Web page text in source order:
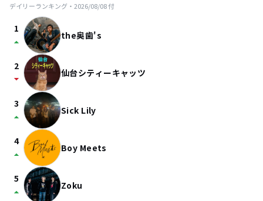
デイリーランキング・ 2026/08/08付
1
arrow_drop_up the奥歯's
2
arrow_drop_down 仙台シティーキャッツ
3
arrow_drop_up Sick Lily
4
arrow_drop_up Boy Meets
5
arrow_drop_up Zoku